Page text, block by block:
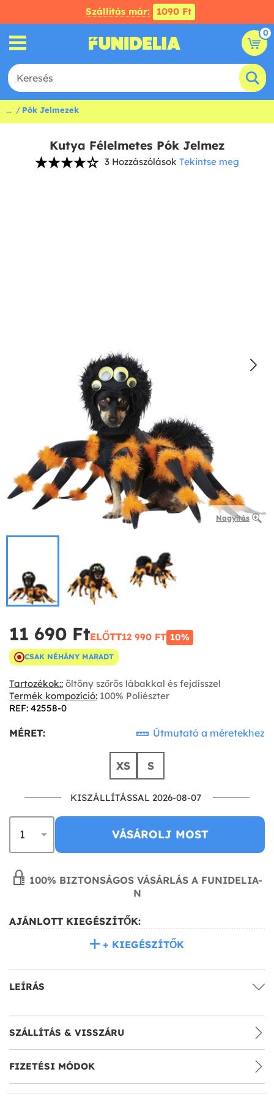
Szállítás már: 1090 Ft
0
... Pók Jelmezek
Kutya Félelmetes Pók Jelmez
3 Hozzászólások Tekintse meg
Nagyítás
11 690 Ft‎ELŐTT12 990 FT‎ 10%
CSAK NÉHÁNY MARADT
Tartozékok:: öltöny szőrös lábakkal és fejdísszel
Termék kompozíció: 100% Poliészter
REF: 42558-0
MÉRET: Útmutató a méretekhez
XS S
KISZÁLLÍTÁSSAL 2026-08-07
VÁSÁROLJ MOST
100% BIZTONSÁGOS VÁSÁRLÁS A FUNIDELIA-
N
AJÁNLOTT KIEGÉSZÍTŐK:
+ KIEGÉSZÍTŐK
LEÍRÁS
SZÁLLÍTÁS & VISSZÁRU
FIZETÉSI MÓDOK